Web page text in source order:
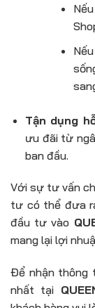
Tận dụng
ưu đãi từ
ban đầu.
Với sự tư vấn
tư có thể đưa
đầu tư vào
mang lại lợi
Để nhận thông
nhất tại